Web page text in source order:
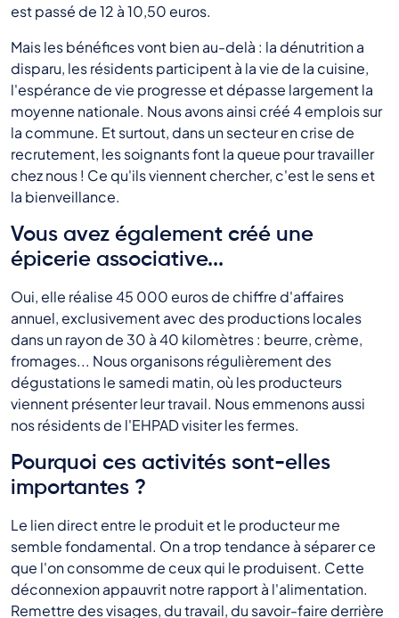
est passé de 12 à 10,50 euros.
Mais les bénéfices vont bien au-delà : la dénutrition a
disparu, les résidents participent à la vie de la cuisine,
l'espérance de vie progresse et dépasse largement la
moyenne nationale. Nous avons ainsi créé 4 emplois sur
la commune. Et surtout, dans un secteur en crise de
recrutement, les soignants font la queue pour travailler
chez nous ! Ce qu'ils viennent chercher, c'est le sens et
la bienveillance.
Vous avez également créé une
épicerie associative...
Oui, elle réalise 45 000 euros de chiffre d'affaires
annuel, exclusivement avec des productions locales
dans un rayon de 30 à 40 kilomètres : beurre, crème,
fromages... Nous organisons régulièrement des
dégustations le samedi matin, où les producteurs
viennent présenter leur travail. Nous emmenons aussi
nos résidents de l'EHPAD visiter les fermes.
Pourquoi ces activités sont-elles
importantes ?
Le lien direct entre le produit et le producteur me
semble fondamental. On a trop tendance à séparer ce
que l'on consomme de ceux qui le produisent. Cette
déconnexion appauvrit notre rapport à l'alimentation.
Remettre des visages, du travail, du savoir-faire derrière